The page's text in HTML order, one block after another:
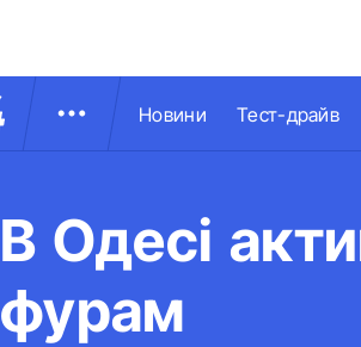
Новини Тест-драйв
В Одесі
фурам